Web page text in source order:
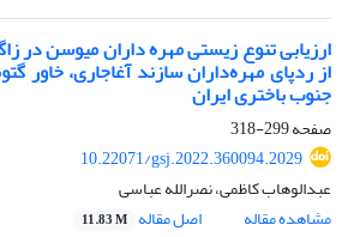
ارزیابی تنوع زیستی مهره داران میوسن در
از ردپای مهره‌داران سازند آغاجاری، خاور
جنوب باختری ایران
صفحه299-318
10.22071/gsj.2022.360094.2029
عبدالوهاب کاظمی، نصرالله عباسی
مشاهده مقاله
اصل مقاله 11.83 M